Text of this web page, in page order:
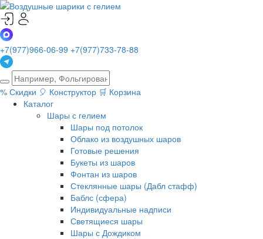
+7(977)966-06-99 +7(977)733-78-88
% Скидки 🎈 Конструктор 🛒 Корзина
Каталог
Шары с гелием
Шары под потолок
Облако из воздушных шаров
Готовые решения
Букеты из шаров
Фонтан из шаров
Стеклянные шары (Дабл стафф)
Баблс (сфера)
Индивидуальные надписи
Светящиеся шары
Шары с Дождиком